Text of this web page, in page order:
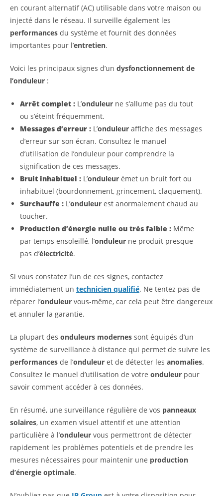
en courant alternatif (AC) utilisable dans votre maison ou
injecté dans le réseau. Il surveille également les
performances du système et fournit des données
importantes pour l’entretien.
Voici les principaux signes d’un dysfonctionnement de
l’onduleur :
Arrêt complet : L’onduleur ne s’allume pas du tout
ou s’éteint fréquemment.
Messages d’erreur : L’onduleur affiche des messages
d’erreur sur son écran. Consultez le manuel
d’utilisation de l’onduleur pour comprendre la
signification de ces messages.
Bruit inhabituel : L’onduleur émet un bruit fort ou
inhabituel (bourdonnement, grincement, claquement).
Surchauffe : L’onduleur est anormalement chaud au
toucher.
Production d’énergie nulle ou très faible : Même
par temps ensoleillé, l’onduleur ne produit presque
pas d’électricité.
Si vous constatez l’un de ces signes, contactez
immédiatement un technicien qualifié. Ne tentez pas de
réparer l’onduleur vous-même, car cela peut être dangereux
et annuler la garantie.
La plupart des onduleurs modernes sont équipés d’un
système de surveillance à distance qui permet de suivre les
performances de l’onduleur et de détecter les anomalies.
Consultez le manuel d’utilisation de votre onduleur pour
savoir comment accéder à ces données.
En résumé, une surveillance régulière de vos panneaux
solaires, un examen visuel attentif et une attention
particulière à l’onduleur vous permettront de détecter
rapidement les problèmes potentiels et de prendre les
mesures nécessaires pour maintenir une production
d’énergie optimale.